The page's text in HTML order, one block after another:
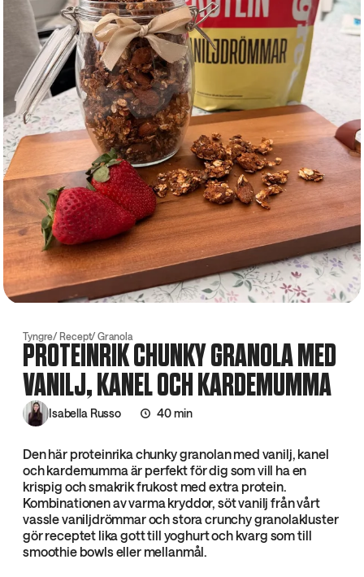
Tyngre Recept Granola
PROTEINRIK CHUNKY GRANOLA MED
VANILJ, KANEL OCH KARDEMUMMA
Isabella Russo 40 min
Den här proteinrika chunky granolan med vanilj, kanel
och kardemumma är perfekt för dig som vill ha en
krispig och smakrik frukost med extra protein.
Kombinationen av varma kryddor, söt vanilj från vårt
vassle vaniljdrömmar och stora crunchy granolakluster
gör receptet lika gott till yoghurt och kvarg som till
smoothie bowls eller mellanmål.